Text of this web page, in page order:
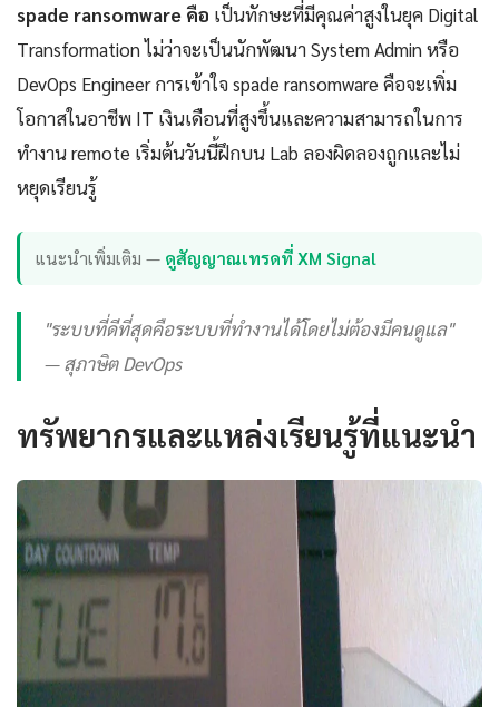
spade ransomware คือ เป็นทักษะที่มีคุณค่าสูงในยุค Digital
Transformation ไม่ว่าจะเป็นนักพัฒนา System Admin หรือ
DevOps Engineer การเข้าใจ spade ransomware คือจะเพิ่ม
โอกาสในอาชีพ IT เงินเดือนที่สูงขึ้นและความสามารถในการ
ทำงาน remote เริ่มต้นวันนี้ฝึกบน Lab ลองผิดลองถูกและไม่
หยุดเรียนรู้
แนะนำเพิ่มเติม — ดูสัญญาณเทรดที่ XM Signal
"ระบบที่ดีที่สุดคือระบบที่ทำงานได้โดยไม่ต้องมีคนดูแล"
— สุภาษิต DevOps
ทรัพยากรและแหล่งเรียนรู้ที่แนะนำ